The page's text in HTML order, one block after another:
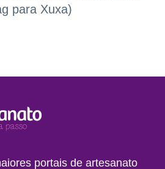
para Xuxa)
portais de artesanato